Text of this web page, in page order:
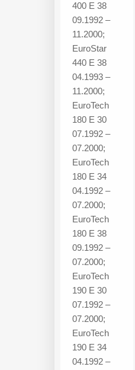
400 E 38
09.1992 –
11.2000;
EuroStar
440 E 38
04.1993 –
11.2000;
EuroTech
180 E 30
07.1992 –
07.2000;
EuroTech
180 E 34
04.1992 –
07.2000;
EuroTech
180 E 38
09.1992 –
07.2000;
EuroTech
190 E 30
07.1992 –
07.2000;
EuroTech
190 E 34
04.1992 –